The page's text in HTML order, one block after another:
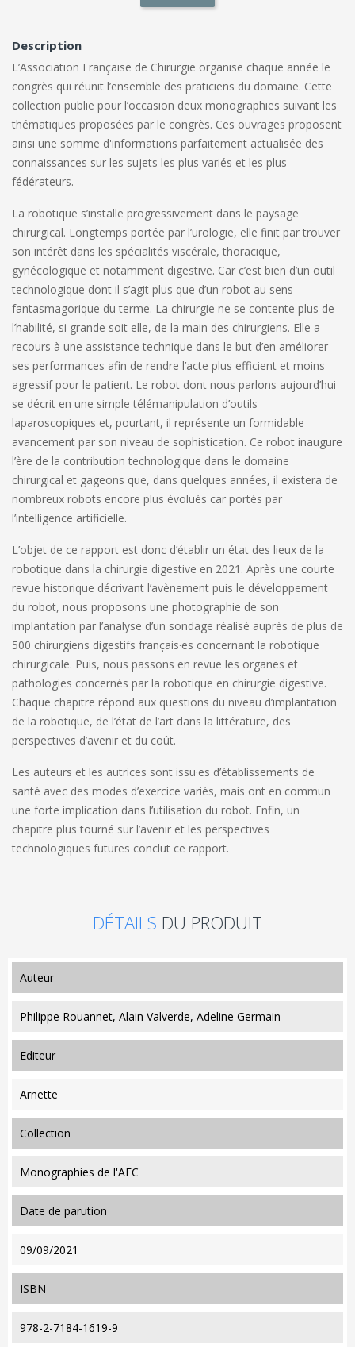
Description
L’Association Française de Chirurgie organise chaque année le
congrès qui réunit l’ensemble des praticiens du domaine. Cette
collection publie pour l’occasion deux monographies suivant les
thématiques proposées par le congrès. Ces ouvrages proposent
ainsi une somme d'informations parfaitement actualisée des
connaissances sur les sujets les plus variés et les plus
fédérateurs.
La robotique s’installe progressivement dans le paysage
chirurgical. Longtemps portée par l’urologie, elle finit par trouver
son intérêt dans les spécialités viscérale, thoracique,
gynécologique et notamment digestive. Car c’est bien d’un outil
technologique dont il s’agit plus que d’un robot au sens
fantasmagorique du terme. La chirurgie ne se contente plus de
l’habilité, si grande soit elle, de la main des chirurgiens. Elle a
recours à une assistance technique dans le but d’en améliorer
ses performances afin de rendre l’acte plus efficient et moins
agressif pour le patient. Le robot dont nous parlons aujourd’hui
se décrit en une simple télémanipulation d’outils
laparoscopiques et, pourtant, il représente un formidable
avancement par son niveau de sophistication. Ce robot inaugure
l’ère de la contribution technologique dans le domaine
chirurgical et gageons que, dans quelques années, il existera de
nombreux robots encore plus évolués car portés par
l’intelligence artificielle.
L’objet de ce rapport est donc d’établir un état des lieux de la
robotique dans la chirurgie digestive en 2021. Après une courte
revue historique décrivant l’avènement puis le développement
du robot, nous proposons une photographie de son
implantation par l’analyse d’un sondage réalisé auprès de plus de
500 chirurgiens digestifs français·es concernant la robotique
chirurgicale. Puis, nous passons en revue les organes et
pathologies concernés par la robotique en chirurgie digestive.
Chaque chapitre répond aux questions du niveau d’implantation
de la robotique, de l’état de l’art dans la littérature, des
perspectives d’avenir et du coût.
Les auteurs et les autrices sont issu·es d’établissements de
santé avec des modes d’exercice variés, mais ont en commun
une forte implication dans l’utilisation du robot. Enfin, un
chapitre plus tourné sur l’avenir et les perspectives
technologiques futures conclut ce rapport.
DÉTAILS DU PRODUIT
auteur
Philippe Rouannet, Alain Valverde, Adeline Germain
editeur
Arnette
collection
Monographies de l'AFC
date de parution
09/09/2021
ISBN
978-2-7184-1619-9